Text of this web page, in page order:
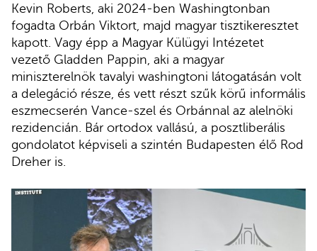
Kevin Roberts, aki 2024-ben Washingtonban
fogadta Orbán Viktort, majd magyar tisztikeresztet
kapott. Vagy épp a Magyar Külügyi Intézetet
vezető Gladden Pappin, aki a magyar
miniszterelnök tavalyi washingtoni látogatásán volt
a delegáció része, és vett részt szűk körű informális
eszmecserén Vance-szel és Orbánnal az alelnöki
rezidencián. Bár ortodox vallású, a posztliberális
gondolatot képviseli a szintén Budapesten élő Rod
Dreher is.